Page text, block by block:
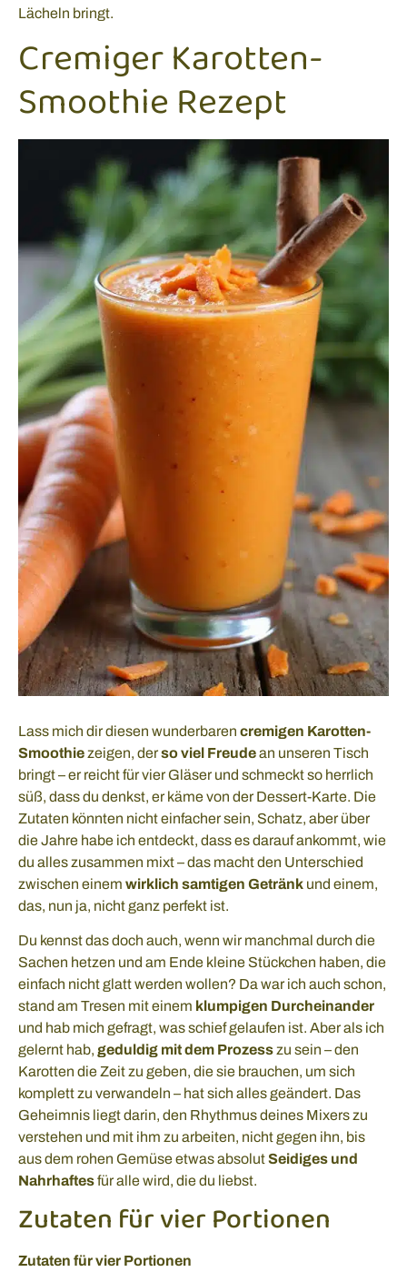
Lächeln bringt.
Cremiger Karotten-
Smoothie Rezept
Lass mich dir diesen wunderbaren cremigen Karotten-
Smoothiezeigen, derso viel Freudean unseren Tisch
bringt – er reicht für vier Gläser und schmeckt so herrlich
süß, dass du denkst, er käme von der Dessert-Karte. Die
Zutaten könnten nicht einfacher sein, Schatz, aber über
die Jahre habe ich entdeckt, dass es darauf ankommt, wie
du alles zusammen mixt – das macht den Unterschied
zwischen einem wirklich samtigen Getränk und einem,
das, nun ja, nicht ganz perfekt ist.
Du kennst das doch auch, wenn wir manchmal durch die
Sachen hetzen und am Ende kleine Stückchen haben, die
einfach nicht glatt werden wollen? Da war ich auch schon,
stand am Tresen mit einem klumpigen Durcheinander
und hab mich gefragt, was schief gelaufen ist. Aber als ich
gelernt hab, geduldig mit dem Prozesszu sein – den
Karotten die Zeit zu geben, die sie brauchen, um sich
komplett zu verwandeln – hat sich alles geändert. Das
Geheimnis liegt darin, den Rhythmus deines Mixers zu
verstehen und mit ihm zu arbeiten, nicht gegen ihn, bis
aus dem rohen Gemüse etwas absolutSeidiges und
Nahrhaftesfür alle wird, die du liebst.
Zutaten für vier Portionen
Zutaten für vier Portionen